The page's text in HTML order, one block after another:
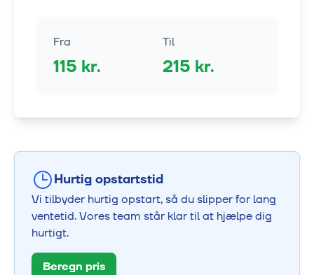
Fra
115 kr.
Til
215 kr.
Hurtig opstartstid
Vi tilbyder hurtig opstart, så du slipper for lang
ventetid. Vores team står klar til at hjælpe dig
hurtigt.
Beregn pris